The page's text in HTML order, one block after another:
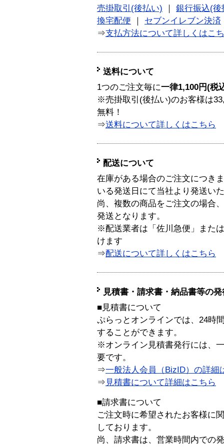
売掛取引(後払い)
銀行振込(後
換宅配便
セブンイレブン決済
⇒支払方法について詳しくはこ
送料について
1つのご注文毎に一律1,100円(税
※売掛取引(後払い)のお客様は
無料！
⇒送料について詳しくはこちら
配送について
在庫がある場合のご注文につき
いる発送日にて当社より発送い
尚、複数の商品をご注文の場合
発送となります。
※配送業者は「佐川急便」また
けます
⇒配送について詳しくはこちら
見積書・請求書・納品書等の
■見積書について
ぷらっとオンラインでは、24時
することができます。
※オンライン見積書発行には、
要です。
⇒一般法人会員（BizID）の詳細
⇒ 見積書について詳細はこちら
■請求書について
ご注文時に希望されたお客様に
しております。
尚、請求書は、営業時間内での